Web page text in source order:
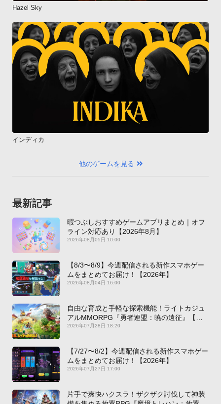
Hazel Sky
インディカ
他のゲームを見る
最新記事
暇つぶしおすすめゲームアプリまとめ｜オフ
ライン対応あり【2026年8月】
2026年08月05日 10:00
【8/3〜8/9】今週配信される新作スマホゲー
ムをまとめてお届け！【2026年】
2026年08月04日 16:00
自由な育成と手軽な探索機能！ライトカジュ
アルMMORPG『勇者連盟：暁の遠征』【最
新作PICKUP】
2026年07月28日 18:20
【7/27〜8/2】今週配信される新作スマホゲー
ムをまとめてお届け！【2026年】
2026年07月27日 17:00
片手で爽快ハクスラ！ザクザク討伐して神装